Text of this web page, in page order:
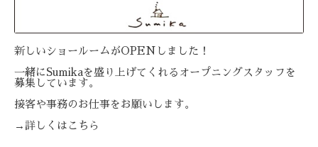
新しいショールームがOPENしました！
一緒にSumikaを盛り上げてくれるオープニングスタッフを
募集しています。
接客や事務のお仕事をお願いします。
→ 詳しくはこちら